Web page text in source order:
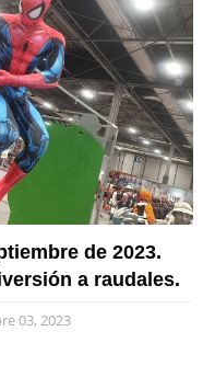
de 2023.
a raudales.
03, 2023